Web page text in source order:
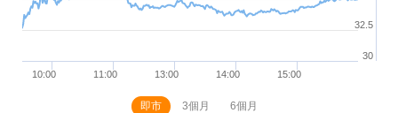
即市 3個月 6個月